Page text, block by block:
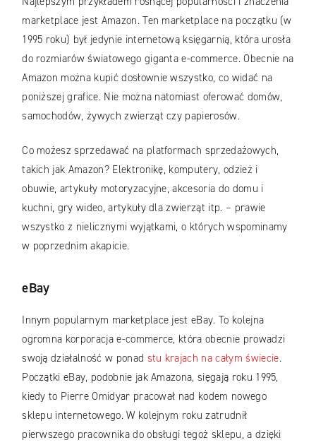
marketplace jest Amazon. Ten marketplace na początku (w
1995 roku) był jedynie internetową księgarnią, która urosła
do rozmiarów światowego giganta e-commerce. Obecnie na
Amazon można kupić dosłownie wszystko, co widać na
poniższej grafice. Nie można natomiast oferować domów,
samochodów, żywych zwierząt czy papierosów.
Co możesz sprzedawać na platformach sprzedażowych,
takich jak Amazon? Elektronikę, komputery, odzież i
obuwie, artykuły motoryzacyjne, akcesoria do domu i
kuchni, gry wideo, artykuły dla zwierząt itp. – prawie
wszystko z nielicznymi wyjątkami, o których wspominamy
w poprzednim akapicie.
eBay
Innym popularnym marketplace jest eBay. To kolejna
ogromna korporacja e-commerce, która obecnie prowadzi
swoją działalność w ponad stu krajach na całym świecie.
Początki eBay, podobnie jak Amazona, sięgają roku 1995,
kiedy to Pierre Omidyar pracował nad kodem nowego
sklepu internetowego. W kolejnym roku zatrudnił
pierwszego pracownika do obsługi tegoż sklepu, a dzięki